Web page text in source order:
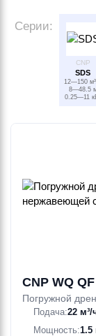
Серии:
CNP
SDS
12—150
8—48.5
0.25—11
CNP WQ
Погружной
Подача:22 м³/
Мощность:1.5